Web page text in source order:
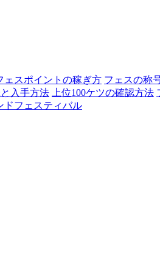
ェスポイントの稼ぎ方 フェスの称
入手方法 上位100ケツの確認方法
ドフェスティバル